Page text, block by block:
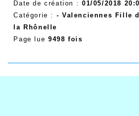
Date de création : 01/05/2018
Catégorie : - Valenciennes Fille
la Rhônelle
Page lue 9498 fois